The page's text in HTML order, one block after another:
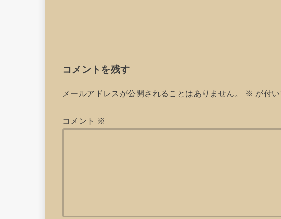
コメントを残す
メールアドレスが公開されることはありません。 ※ が付
コメント ※